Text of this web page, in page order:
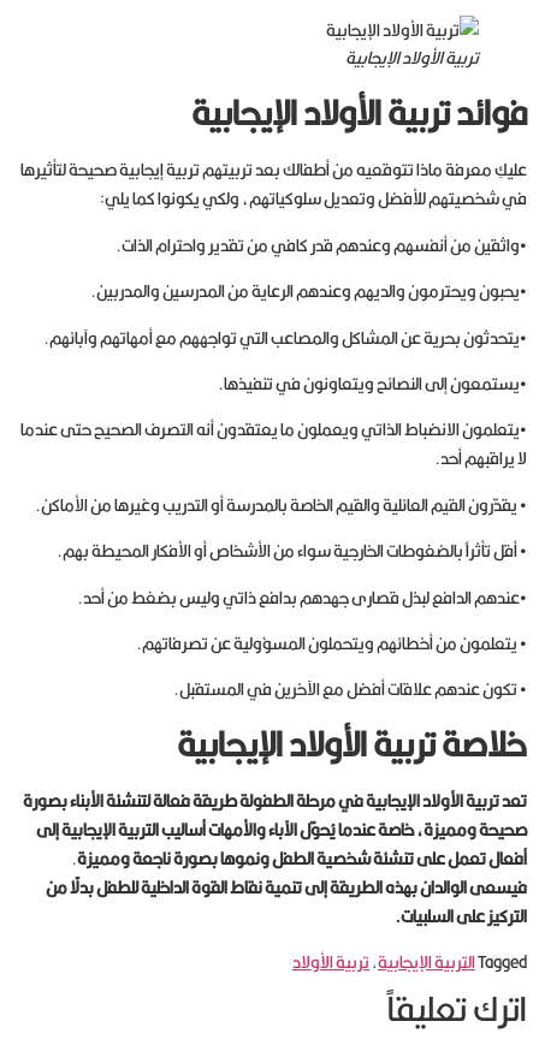
تربية الأولاد الإيجابية
فوائد تربية الأولاد الإيجابية
عليكِ معرفة ماذا تتوقعيه من أطفالك بعد تربيتهم تربية إيجابية صحيحة لتأثيرها
في شخصيتهم للأفضل وتعديل سلوكياتهم، ولكي يكونوا كما يلي:
•واثقين من أنفسهم وعندهم قدر كافي من تقدير واحترام الذات.
•يحبون ويحترمون والديهم وعندهم الرعاية من المدرسين والمدربين.
•يتحدثون بحرية عن المشاكل والمصاعب التي تواجههم مع أمهاتهم وآبائهم.
•يستمعون إلى النصائح ويتعاونون في تنفيذها.
•يتعلمون الانضباط الذاتي ويعملون ما يعتقدون أنه التصرف الصحيح حتى عندما
لا يراقبهم أحد.
• يقدّرون القيم العائلية والقيم الخاصة بالمدرسة أو التدريب وغيرها من الأماكن.
• أقل تأثراً بالضغوطات الخارجية سواء من الأشخاص أو الأفكار المحيطة بهم.
•عندهم الدافع لبذل قصارى جهدهم بدافع ذاتي وليس بضغط من أحد.
• يتعلمون من أخطائهم ويتحملون المسؤولية عن تصرفاتهم.
• تكون عندهم علاقات أفضل مع الآخرين في المستقبل.
خلاصة تربية الأولاد الإيجابية
تعد تربية الأولاد الإيجابية في مرحلة الطفولة طريقة فعالة لتنشئة الأبناء بصورة
صحيحة ومميزة، خاصة عندما يُحوّل الآباء والأمهات أساليب التربية الإيجابية إلى
أفعال تعمل على تنشئة شخصية الطفل ونموها بصورة ناجعة ومميزة.
فيسعى الوالدان بهذه الطريقة إلى تنمية نقاط القوة الداخلية للطفل بدلًا من
التركيز على السلبيات.
Taggedالتربية الإيجابية,تربية الأولاد
اترك تعليقاً